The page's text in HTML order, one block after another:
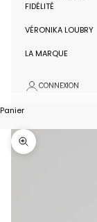
FIDÉLITÉ
VÉRONIKA LOUBRY
LA MARQUE
CONNEXION
Panier
Zoomer sur l'image